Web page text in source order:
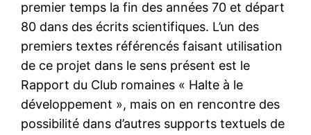
premier temps la fin des années 70 et départ
80 dans des écrits scientifiques. L’un des
premiers textes référencés faisant utilisation
de ce projet dans le sens présent est le
Rapport du Club romaines « Halte à le
développement », mais on en rencontre des
possibilité dans d’autres supports textuels de